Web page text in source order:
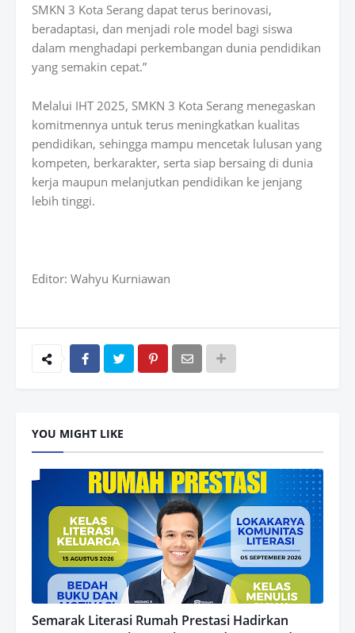
SMKN 3 Kota Serang dapat terus berinovasi,
beradaptasi, dan menjadi role model bagi siswa
dalam menghadapi perkembangan dunia pendidikan
yang semakin cepat.”
Melalui IHT 2025, SMKN 3 Kota Serang menegaskan
komitmennya untuk terus meningkatkan kualitas
pendidikan, sehingga mampu mencetak lulusan yang
kompeten, berkarakter, serta siap bersaing di dunia
kerja maupun melanjutkan pendidikan ke jenjang
lebih tinggi.
Editor: Wahyu Kurniawan
YOU MIGHT LIKE
Semarak Literasi Rumah Prestasi Hadirkan